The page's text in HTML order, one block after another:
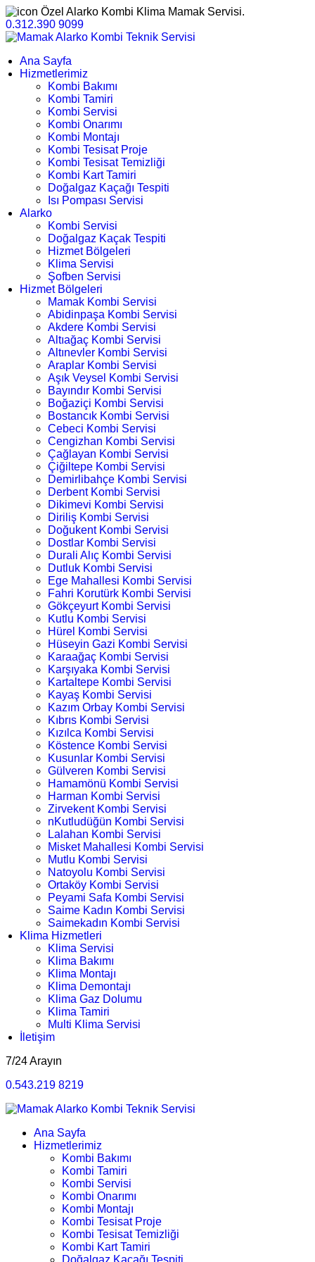
Özel Alarko Kombi Klima Mamak Servisi.
0.312.390 9099
Ana Sayfa
Hizmetlerimiz
Kombi Bakımı
Kombi Tamiri
Kombi Servisi
Kombi Onarımı
Kombi Montajı
Kombi Tesisat Proje
Kombi Tesisat Temizliği
Kombi Kart Tamiri
Doğalgaz Kaçağı Tespiti
Isı Pompası Servisi
Alarko
Kombi Servisi
Doğalgaz Kaçak Tespiti
Hizmet Bölgeleri
Klima Servisi
Şofben Servisi
Hizmet Bölgeleri
Mamak Kombi Servisi
Abidinpaşa Kombi Servisi
Akdere Kombi Servisi
Altıağaç Kombi Servisi
Altınevler Kombi Servisi
Araplar Kombi Servisi
Aşık Veysel Kombi Servisi
Bayındır Kombi Servisi
Boğaziçi Kombi Servisi
Bostancık Kombi Servisi
Cebeci Kombi Servisi
Cengizhan Kombi Servisi
Çağlayan Kombi Servisi
Çiğiltepe Kombi Servisi
Demirlibahçe Kombi Servisi
Derbent Kombi Servisi
Dikimevi Kombi Servisi
Diriliş Kombi Servisi
Doğukent Kombi Servisi
Dostlar Kombi Servisi
Durali Alıç Kombi Servisi
Dutluk Kombi Servisi
Ege Mahallesi Kombi Servisi
Fahri Korutürk Kombi Servisi
Gökçeyurt Kombi Servisi
Kutlu Kombi Servisi
Hürel Kombi Servisi
Hüseyin Gazi Kombi Servisi
Karaağaç Kombi Servisi
Karşıyaka Kombi Servisi
Kartaltepe Kombi Servisi
Kayaş Kombi Servisi
Kazım Orbay Kombi Servisi
Kıbrıs Kombi Servisi
Kızılca Kombi Servisi
Köstence Kombi Servisi
Kusunlar Kombi Servisi
Gülveren Kombi Servisi
Hamamönü Kombi Servisi
Harman Kombi Servisi
Zirvekent Kombi Servisi
nKutludüğün Kombi Servisi
Lalahan Kombi Servisi
Misket Mahallesi Kombi Servisi
Mutlu Kombi Servisi
Natoyolu Kombi Servisi
Ortaköy Kombi Servisi
Peyami Safa Kombi Servisi
Saime Kadın Kombi Servisi
Saimekadın Kombi Servisi
Klima Hizmetleri
Klima Servisi
Klima Bakımı
Klima Montajı
Klima Demontajı
Klima Gaz Dolumu
Klima Tamiri
Multi Klima Servisi
İletişim
7/24 Arayın
0.543.219 8219
Ana Sayfa
Hizmetlerimiz
Kombi Bakımı
Kombi Tamiri
Kombi Servisi
Kombi Onarımı
Kombi Montajı
Kombi Tesisat Proje
Kombi Tesisat Temizliği
Kombi Kart Tamiri
Doğalgaz Kaçağı Tespiti